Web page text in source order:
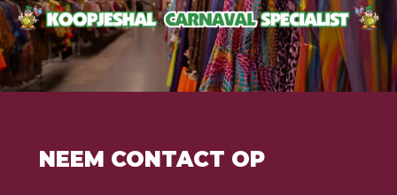
NEEM CONTACT OP